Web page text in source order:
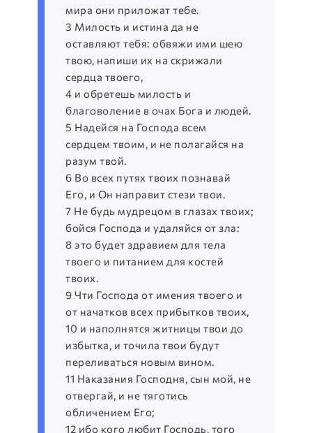
мира они приложат тебе.
3 Милость и истина да не
оставляют тебя: обвяжи ими шею
твою, напиши их на скрижали
сердца твоего,
4 и обретешь милость и
благоволение в очах Бога и людей.
5 Надейся на Господа всем
сердцем твоим, и не полагайся на
разум твой.
6 Во всех путях твоих познавай
Его, и Он направит стези твои.
7 Не будь мудрецом в глазах твоих;
бойся Господа и удаляйся от зла:
8 это будет здравием для тела
твоего и питанием для костей
твоих.
9 Чти Господа от имения твоего и
от начатков всех прибытков твоих,
10 и наполнятся житницы твои до
избытка, и точила твои будут
переливаться новым вином.
11 Наказания Господня, сын мой, не
отвергай, и не тяготись
обличением Его;
12 ибо кого любит Господь, того